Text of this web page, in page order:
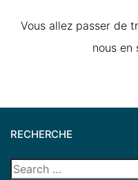
Vous allez passer de
nous en
RECHERCHE